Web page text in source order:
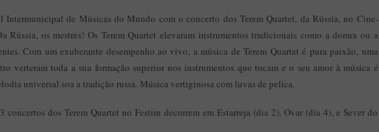
Intermunicipal de Músicas do Mundo com o concerto dos Terem Quartet, da Rússia, no Cine-
Rússia, os mestres! Os Terem Quartet elevaram instrumentos tradicionais como a domra ou a
Com um exuberante desempenho ao vivo, a música de Terem Quartet é pura paixão, uma
verteram toda a sua formação superior nos instrumentos que tocam e o seu amor à música é
universal soa a tradição russa. Música vertiginosa com luvas de pelica.
dos Terem Quartet no Festim decorrem em Estarreja (dia 2), Ovar (dia 4), e Sever do